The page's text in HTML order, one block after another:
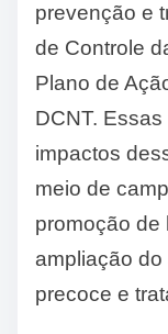
prevenção e
de Controle
Plano de
DCNT.
impactos
meio de
promoção de
ampliação
precoce e